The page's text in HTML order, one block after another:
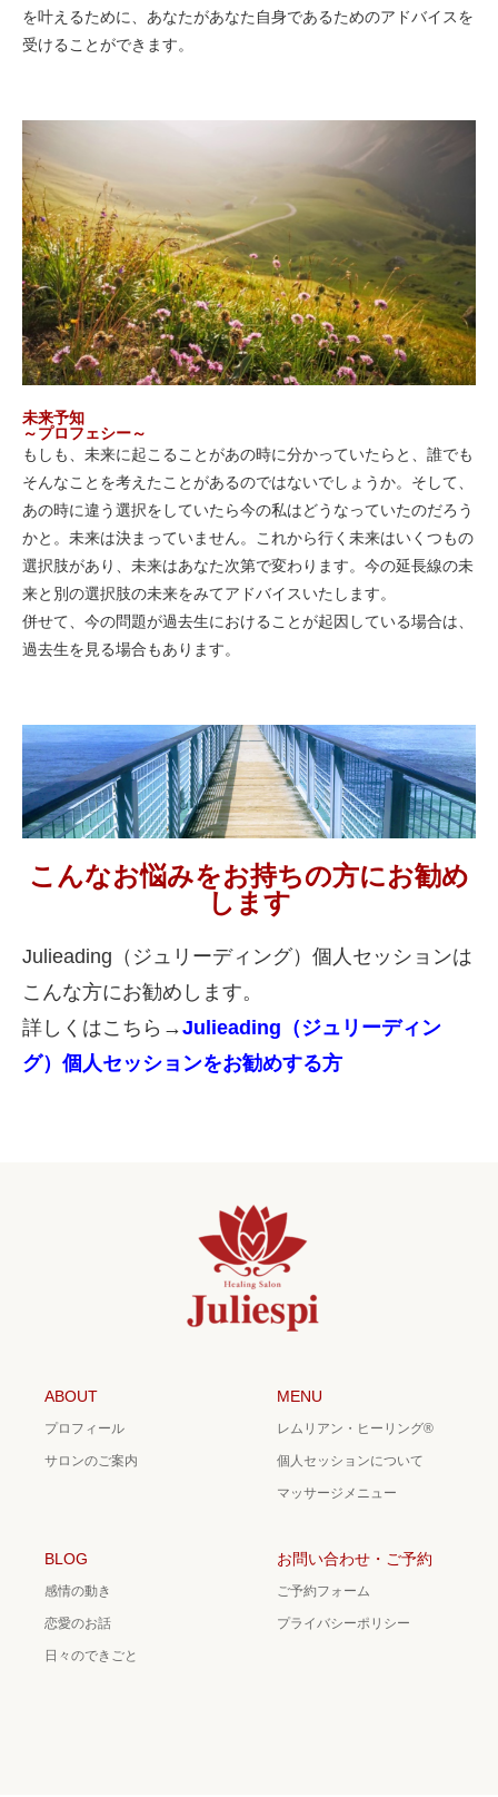
を叶えるために、あなたがあなた自身であるためのアドバイスを
受けることができます。
未来予知
～プロフェシー～
もしも、未来に起こることがあの時に分かっていたらと、誰でも
そんなことを考えたことがあるのではないでしょうか。そして、
あの時に違う選択をしていたら今の私はどうなっていたのだろう
かと。未来は決まっていません。これから行く未来はいくつもの
選択肢があり、未来はあなた次第で変わります。今の延長線の未
来と別の選択肢の未来をみてアドバイスいたします。
併せて、今の問題が過去生におけることが起因している場合は、
過去生を見る場合もあります。
こんなお悩みをお持ちの方にお勧め
します
Julieading（ジュリーディング）個人セッションは
こんな方にお勧めします。
詳しくはこちら→Julieading（ジュリーディン
グ）個人セッションをお勧めする方
ABOUT
プロフィール
サロンのご案内
MENU
レムリアン・ヒーリング®
個人セッションについて
マッサージメニュー
BLOG
感情の動き
恋愛のお話
日々のできごと
お問い合わせ・ご予約
ご予約フォーム
プライバシーポリシー